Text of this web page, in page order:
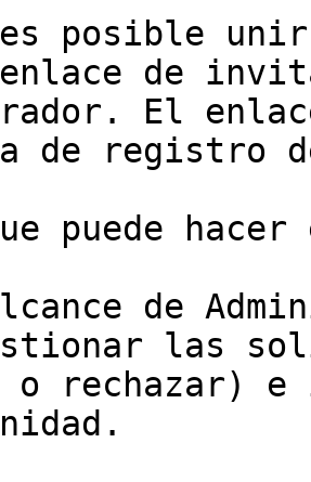
es posible
de
El
de registro
puede
de
las
o rechazar)